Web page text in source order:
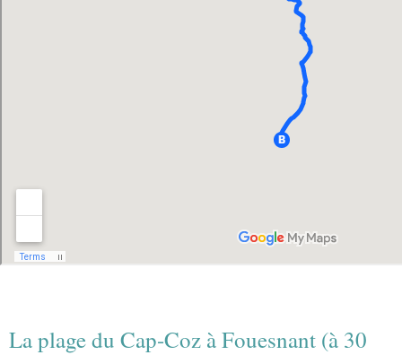
La plage du Cap-Coz à Fouesnant (à 30